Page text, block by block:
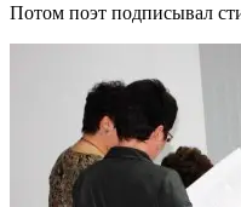
Потом поэт подписывал